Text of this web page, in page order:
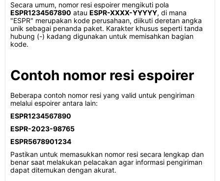
Secara umum, nomor resi espoirer mengikuti pola
ESPR1234567890 atau ESPR-XXXX-YYYYY, di mana
"ESPR" merupakan kode perusahaan, diikuti deretan angka
unik sebagai penanda paket. Karakter khusus seperti tanda
hubung (-) kadang digunakan untuk memisahkan bagian
kode.
Contoh nomor resi espoirer
Beberapa contoh nomor resi yang valid untuk pengiriman
melalui espoirer antara lain:
ESPR1234567890
ESPR-2023-98765
ESPR5678901234
Pastikan untuk memasukkan nomor resi secara lengkap dan
benar saat melakukan pelacakan agar informasi pengiriman
dapat ditemukan dengan akurat.